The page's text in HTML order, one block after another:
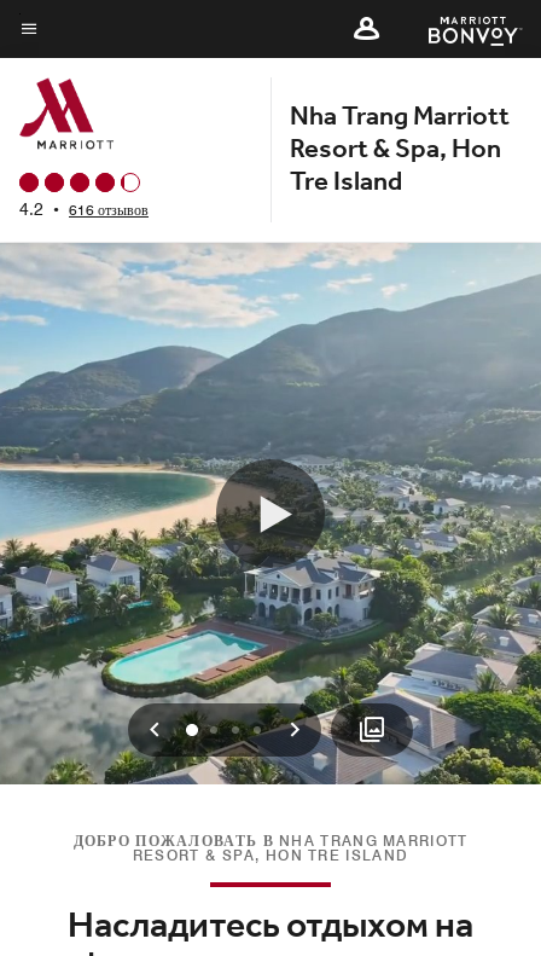
Skip
to
main
content
Текст меню
4.2 • 616 отзывов
Nha Trang Marriott
Resort & Spa, Hon
Tre Island
Предыдущая
0123 Следующая
ДОБРО ПОЖАЛОВАТЬ В NHA TRANG MARRIOTT
RESORT & SPA, HON TRE ISLAND
Насладитесь отдыхом на